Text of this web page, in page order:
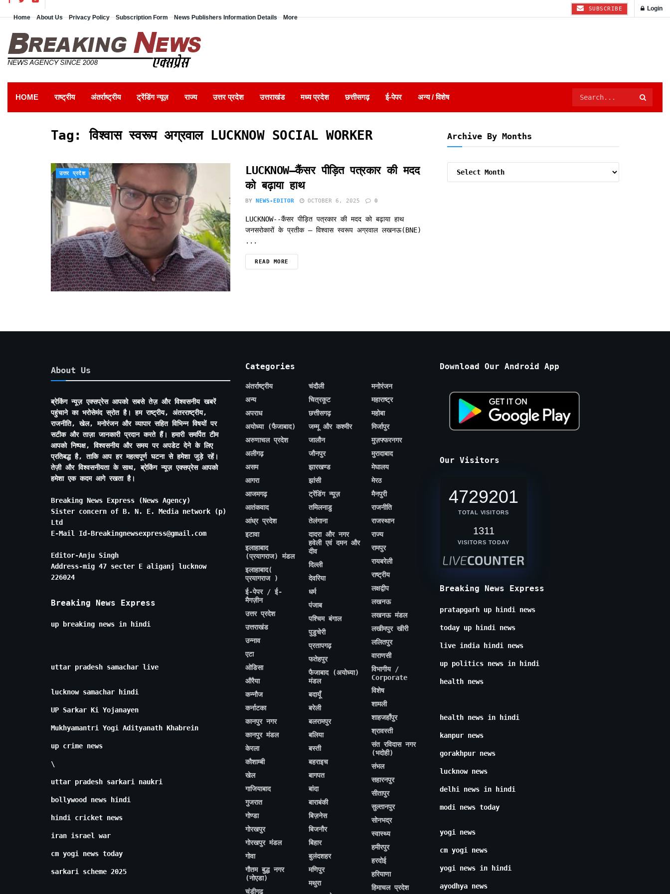
Home About Us Privacy Policy Subscription Form News Publishers Information Details More
SUBSCRIBE Login
HOME राष्ट्रीय अंतर्राष्ट्रीय ट्रेंडिंग न्यूज़ राज्य उत्तर प्रदेश उत्तराखंड मध्य प्रदेश छत्तीसगढ़ ई-पेपर अन्य / विशेष
Tag:विश्वास स्वरूप अग्रवाल LUCKNOW SOCIAL WORKER
उत्तर प्रदेश
LUCKNOW–कैंसर पीड़ित पत्रकार की मदद
को बढ़ाया हाथ
BY NEWS-EDITOR OCTOBER 6, 2025 0
LUCKNOW--कैंसर पीड़ित पत्रकार की मदद को बढ़ाया हाथ
जनसरोकारों के प्रतीक — विश्वास स्वरूप अग्रवाल लखनऊ(BNE)
...
READ MORE
Archive By Months
About Us
ब्रेकिंग न्यूज़ एक्सप्रेस आपको सबसे तेज़ और विश्वसनीय खबरें
पहुंचाने का भरोसेमंद स्रोत है। हम राष्ट्रीय, अंतरराष्ट्रीय,
राजनीति, खेल, मनोरंजन और व्यापार सहित विभिन्न विषयों पर
सटीक और ताज़ा जानकारी प्रदान करते हैं। हमारी समर्पित टीम
आपको निष्पक्ष, विश्वसनीय और समय पर अपडेट देने के लिए
प्रतिबद्ध है, ताकि आप हर महत्वपूर्ण घटना से हमेशा जुड़े रहें।
तेज़ी और विश्वसनीयता के साथ, ब्रेकिंग न्यूज़ एक्सप्रेस आपको
हमेशा एक कदम आगे रखता है।
Breaking News Express (News Agency)
Sister concern of B. N. E. Media network (p)
Ltd
E-Mail Id-Breakingnewsexpress@gmail.com
Editor-Anju Singh
Address-mig 47 secter E aliganj lucknow
226024
Breaking News Express
up breaking news in hindi
uttar pradesh samachar live
lucknow samachar hindi
UP Sarkar Ki Yojanayen
Mukhyamantri Yogi Adityanath Khabrein
up crime news
\
uttar pradesh sarkari naukri
bollywood news hindi
hindi cricket news
iran israel war
cm yogi news today
sarkari scheme 2025
Categories
अंतर्राष्ट्रीय
अन्य
अपराध
अयोध्या (फैजाबाद)
अरुणाचल प्रदेश
अलीगढ़
असम
आगरा
आजमगढ़
आतंकवाद
आंध्र प्रदेश
इटावा
इलाहाबाद
(प्रयागराज) मंडल
इलाहाबाद(
प्रयागराज )
ई-पेपर / ई-
मैगज़ीन
उत्तर प्रदेश
उत्तराखंड
उन्नाव
एटा
ओडिसा
औरैया
कन्नौज
कर्नाटका
कानपुर नगर
कानपुर मंडल
केरला
कौशाम्बी
खेल
गाजियाबाद
गुजरात
गोण्डा
गोरखपुर
गोरखपुर मंडल
गोवा
गौतम बुद्ध नगर
(नोएडा)
चंडीगढ़
चंदौली
चित्रकूट
छत्तीसगढ़
जम्मू और कश्मीर
जालौन
जौनपुर
झारखण्ड
झांसी
ट्रेंडिंग न्यूज़
तमिलनाडु
तेलंगाना
दादरा और नगर
हवेली एवं दमन और
दीव
दिल्ली
देवरिया
धर्म
पंजाब
पश्चिम बंगाल
पुडुचेरी
प्रतापगढ़
फतेहपुर
फैजाबाद (अयोध्या)
मंडल
बदायूँ
बरेली
बलरामपुर
बलिया
बस्ती
बहराइच
बागपत
बांदा
बाराबंकी
बिज़नेस
बिजनौर
बिहार
बुलंदशहर
मणिपुर
मथुरा
मनोरंजन
महाराष्ट्र
महोबा
मिर्जापुर
मुज़फ्फरनगर
मुरादाबाद
मेघालय
मेरठ
मैनपुरी
राजनीति
राजस्थान
राज्य
रामपुर
रायबरेली
राष्ट्रीय
लक्षद्वीप
लखनऊ
लखनऊ मंडल
लखीमपुर खीरी
ललितपुर
वाराणसी
विभागीय /
Corporate
विशेष
शामली
शाहजहाँपुर
श्रावस्ती
संत रविदास नगर
(भदोही)
संभल
सहारनपुर
सीतापुर
सुल्तानपुर
सोनभद्र
स्वास्थ्य
हमीरपुर
हरदोई
हरियाणा
हिमाचल प्रदेश
Download Our Android App
Our Visitors
4729201
TOTAL VISITORS
1311
VISITORS TODAY
Breaking News Express
pratapgarh up hindi news
today up hindi news
live india hindi news
up politics news in hindi
health news
health news in hindi
kanpur news
gorakhpur news
lucknow news
delhi news in hindi
modi news today
yogi news
cm yogi news
yogi news in hindi
ayodhya news